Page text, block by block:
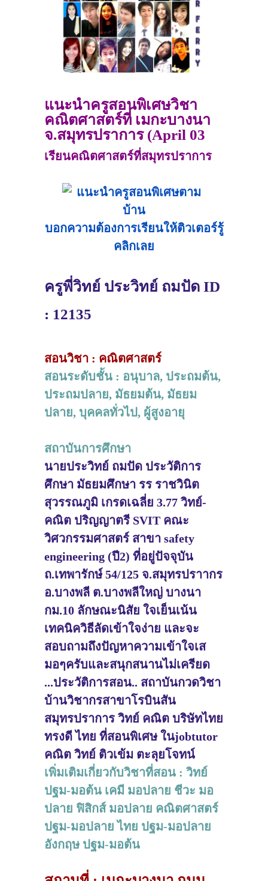
แนะนำครูสอนพิเศษวิชา
คณิตศาสตร์ที่ เมกะบางนา
จ.สมุทรปราการ (April 03
2021)
เรียนคณิตศาสตร์ที่สมุทรปราการ
บอกความต้องการเรียนให้ติวเตอร์รู้
คลิกเลย
ครูพี่วิทย์ ประวิทย์ ถมปัด ID
: 12135
สอนวิชา : คณิตศาสตร์
สอนระดับชั้น : อนุบาล, ประถมต้น,
ประถมปลาย, มัธยมต้น, มัธยม
ปลาย, บุคคลทั่วไป, ผู้สูงอายุ
สถาบันการศึกษา
นายประวิทย์ ถมปัด ประวัติการ
ศึกษา มัธยมศึกษา รร ราชวินิต
สุวรรณภูมิ เกรดเฉลี่ย 3.77 วิทย์-
คณิต ปริญญาตรี SVIT คณะ
วิศวกรรมศาสตร์ สาขา safety
engineering (ปี2) ที่อยู่ปัจจุบัน
ถ.เทพารักษ์ 54/125 จ.สมุทรปราากร
อ.บางพลี ต.บางพลีใหญ่ บางนา
กม.10 ลักษณะนิสัย ใจเย็นเน้น
เทคนิควิธีลัดเข้าใจง่าย และจะ
สอบถามถึงปัญหาความเข้าใจเส
มอๆครับและสนุกสนานไม่เครียด
...ประวัติการสอน.. สถาบันกวดวิชา
บ้านวิชากรสาขาโรบินสัน
สมุทรปราการ วิทย์ คณิต บริษัทไทย
ทรงดี ไทย ที่สอนพิเศษ ในjobtutor
คณิต วิทย์ ติวเข้ม ตะลุยโจทน์
เพิ่มเติมเกี่ยวกับวิชาที่สอน : วิทย์
ปฐม-มอต้น เคมี มอปลาย ชีวะ มอ
ปลาย ฟิสิกส์ มอปลาย คณิตศาสตร์
ปฐม-มอปลาย ไทย ปฐม-มอปลาย
อังกฤษ ปฐม-มอต้น